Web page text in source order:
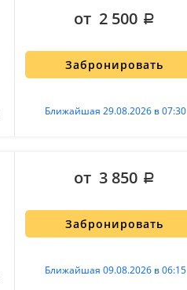
Забронировать
Ближайшая 29.08.2026 в 07:30
от 2 500
Забронировать
Ближайшая 09.08.2026 в 06:15
от 3 850